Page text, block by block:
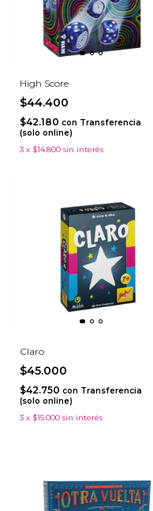
High Score
$44.400
$42.180 con Transferencia
(solo online)
3 x $14.800 sin interés
Claro
$45.000
$42.750 con Transferencia
(solo online)
3 x $15.000 sin interés